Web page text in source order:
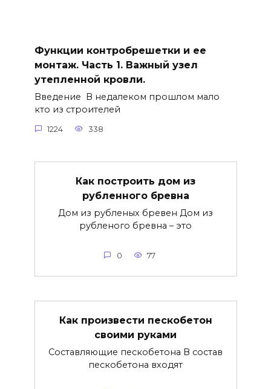
Функции контробрешетки и ее
монтаж. Часть 1. Важный узел
утепленной кровли.
Введение В недалеком прошлом мало
кто из строителей
1224 338
Как построить дом из
рубленного бревна
Дом из рубленых бревен Дом из
рубленого бревна – это
0 77
Как произвести пескобетон
своими руками
Составляющие пескобетона В состав
пескобетона входят